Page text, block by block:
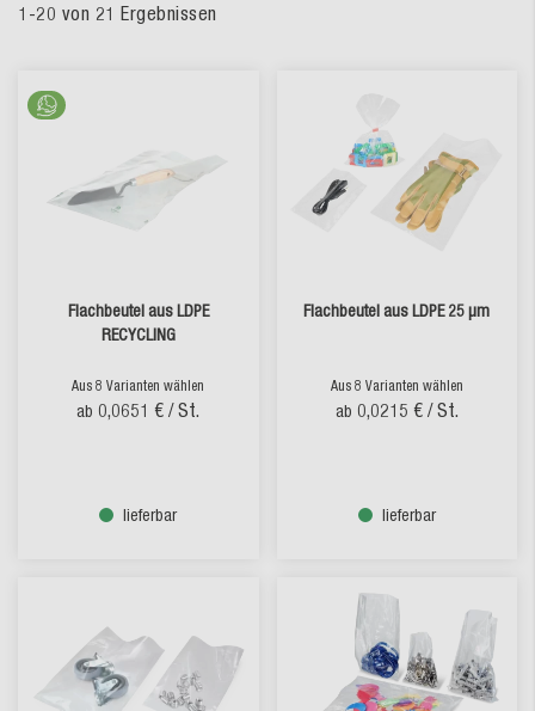
1 -20 von 21 Ergebnissen
Flachbeutel aus LDPE
RECYCLING
Aus 8 Varianten wählen
ab 0,0651 € / St.
lieferbar
Flachbeutel aus LDPE 25 µm
Aus 8 Varianten wählen
ab 0,0215 € / St.
lieferbar